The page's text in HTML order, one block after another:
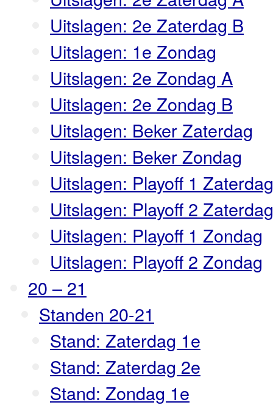
Uitslagen: 2e Zaterdag B
Uitslagen: 1e Zondag
Uitslagen: 2e Zondag A
Uitslagen: 2e Zondag B
Uitslagen: Beker Zaterdag
Uitslagen: Beker Zondag
Uitslagen: Playoff 1 Zaterdag
Uitslagen: Playoff 2 Zaterdag
Uitslagen: Playoff 1 Zondag
Uitslagen: Playoff 2 Zondag
20 – 21
Standen 20-21
Stand: Zaterdag 1e
Stand: Zaterdag 2e
Stand: Zondag 1e